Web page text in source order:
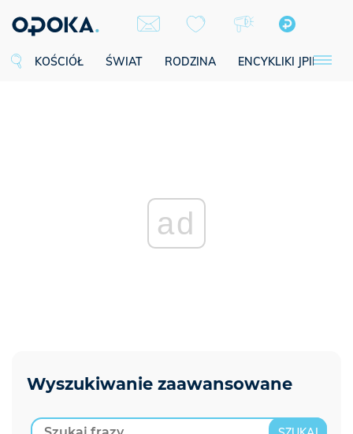
KOŚCIÓŁ ŚWIAT RODZINA ENCYKLIKI JPII
ad